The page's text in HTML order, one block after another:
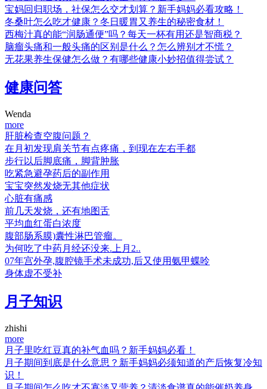
宝妈回归职场，社保怎么交才划算？新手妈妈必看攻略！
冬桑叶怎么吃才健康？冬日暖胃又养生的秘密食材！
西梅汁真的能“润肠通便”吗？每天一杯有用还是智商税？
脑瘤头痛和一般头痛的区别是什么？怎么辨别才不慌？
无花果养生保健怎么做？有哪些健康小妙招值得尝试？
健康问答
Wenda
more
肝脏检查空腹问题？
在月初发现肩关节有点疼痛，到现在左右手都
步行以后脚底痛，脚背肿胀
吃紧急避孕药后的副作用
宝宝突然发烧无其他症状
心脏有痛感
前几天发烧，还有地图舌
平均血红蛋白浓度
腹部肠系膜)囊性淋巴管瘤。
为何吃了中药月经还没来.上月2..
07年宫外孕,腹腔镜手术未成功,后又使用氨甲蝶呤
身体虚不受补
月子知识
zhishi
more
月子里吃红豆真的补气血吗？新手妈妈必看！
月子期间到底是什么意思？新手妈妈必须知道的产后恢复冷知
识！